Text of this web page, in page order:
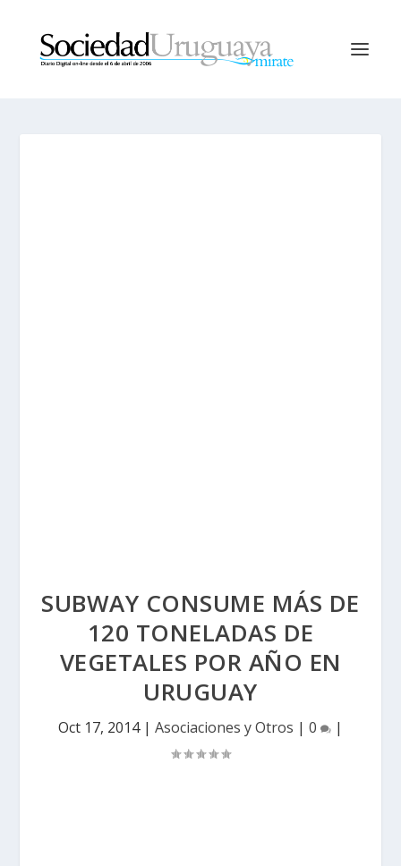
SUBWAY CONSUME MÁS DE
120 TONELADAS DE
VEGETALES POR AÑO EN
URUGUAY
Oct 17, 2014| Asociaciones y Otros | 0 |